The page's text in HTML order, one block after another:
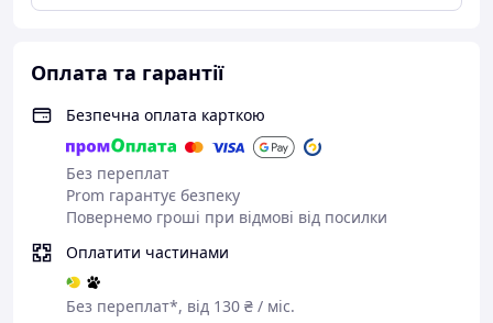
Оплата та гарантії
Безпечна оплата карткою
Без переплат
Prom гарантує безпеку
Повернемо гроші при відмові від посилки
Оплатити частинами
Без переплат*, від 130 ₴ / міс.